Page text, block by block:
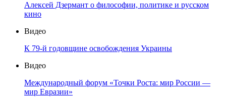
Алексей Дзермант о философии, политике и русском
кино
Видео
К 79-й годовщине освобождения Украины
Видео
Международный форум «Точки Роста: мир России —
мир Евразии»